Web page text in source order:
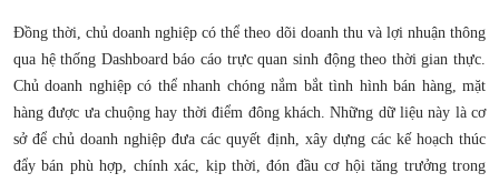
Đồng thời, chủ doanh nghiệp có thể theo dõi doanh thu và lợi nhuận thông
qua hệ thống Dashboard báo cáo trực quan sinh động theo thời gian thực.
Chủ doanh nghiệp có thể nhanh chóng nắm bắt tình hình bán hàng, mặt
hàng được ưa chuộng hay thời điểm đông khách. Những dữ liệu này là cơ
sở để chủ doanh nghiệp đưa các quyết định, xây dựng các kế hoạch thúc
đẩy bán phù hợp, chính xác, kịp thời, đón đầu cơ hội tăng trưởng trong